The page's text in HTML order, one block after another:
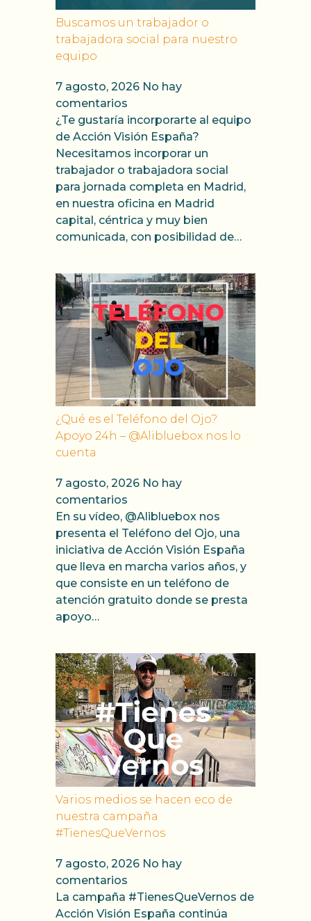
Buscamos un trabajador o
trabajadora social para nuestro
equipo
7 agosto, 2026 No hay
comentarios
¿Te gustaría incorporarte al equipo
de Acción Visión España?
Necesitamos incorporar un
trabajador o trabajadora social
para jornada completa en Madrid,
en nuestra oficina en Madrid
capital, céntrica y muy bien
comunicada, con posibilidad de…
¿Qué es el Teléfono del Ojo?
Apoyo 24h – @Alibluebox nos lo
cuenta
7 agosto, 2026 No hay
comentarios
En su vídeo, @Alibluebox nos
presenta el Teléfono del Ojo, una
iniciativa de Acción Visión España
que lleva en marcha varios años, y
que consiste en un teléfono de
atención gratuito donde se presta
apoyo…
Varios medios se hacen eco de
nuestra campaña
#TienesQueVernos
7 agosto, 2026 No hay
comentarios
La campaña #TienesQueVernos de
Acción Visión España continúa